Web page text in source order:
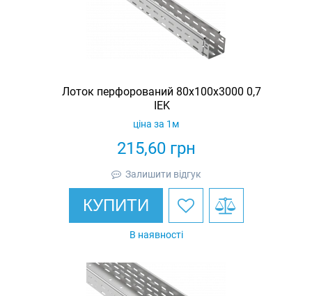
Лоток перфорований 80х100х3000 0,7
IEK
215,60грн
ціна за 1м
Залишити відгук
КУПИТИ
В наявності